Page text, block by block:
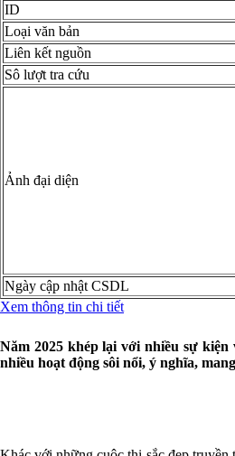
ID
Loại văn bản
Liên kết nguồn
Sô lượt tra cứu
Ảnh đại diện
Ngày cập nhật CSDL
Xem thông tin chi tiết
Năm 2025 khép lại với nhiều sự
nhiều hoạt động sôi nổi, ý nghĩa,